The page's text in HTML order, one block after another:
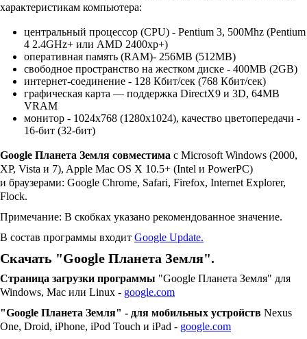
характеристикам компьютера:
центральный процессор (CPU) - Pentium 3, 500Mhz (Pentium
4 2.4GHz+ или AMD 2400xp+)
оперативная память (RAM)- 256MB (512MB)
свободное пространство на жестком диске - 400MB (2GB)
интернет-соединение - 128 Кбит/сек (768 Кбит/сек)
графическая карта — поддержка DirectX9 и 3D, 64MB
VRAM
монитор - 1024x768 (1280x1024), качество цветопередачи -
16-бит (32-бит)
Google Планета Земля совместима с Microsoft Windows (2000,
XP, Vista и 7), Apple Mac OS X 10.5+ (Intel и PowerPC)
и браузерами: Google Chrome, Safari, Firefox, Internet Explorer,
Flock.
Примечание: В скобках указано рекомендованное значение.
В состав программы входит Google Update.
Скачать "Google Планета Земля".
Страница загрузки программы "Google Планета Земля" для
Windows, Mac или Linux - google.com
"Google Планета Земля" - для мобильных устройств Nexus
One, Droid, iPhone, iPod Touch и iPad - google.com